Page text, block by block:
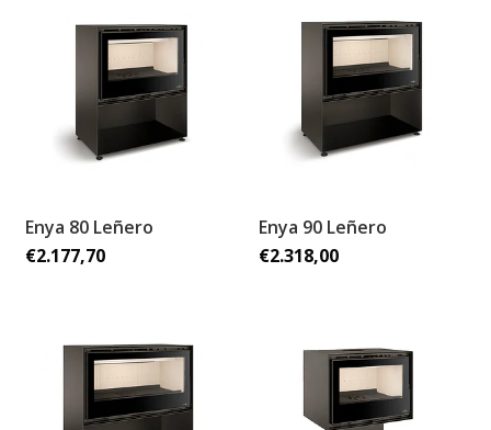
Enya 80 Leñero
€2.177,70
Enya 90 Leñero
€2.318,00